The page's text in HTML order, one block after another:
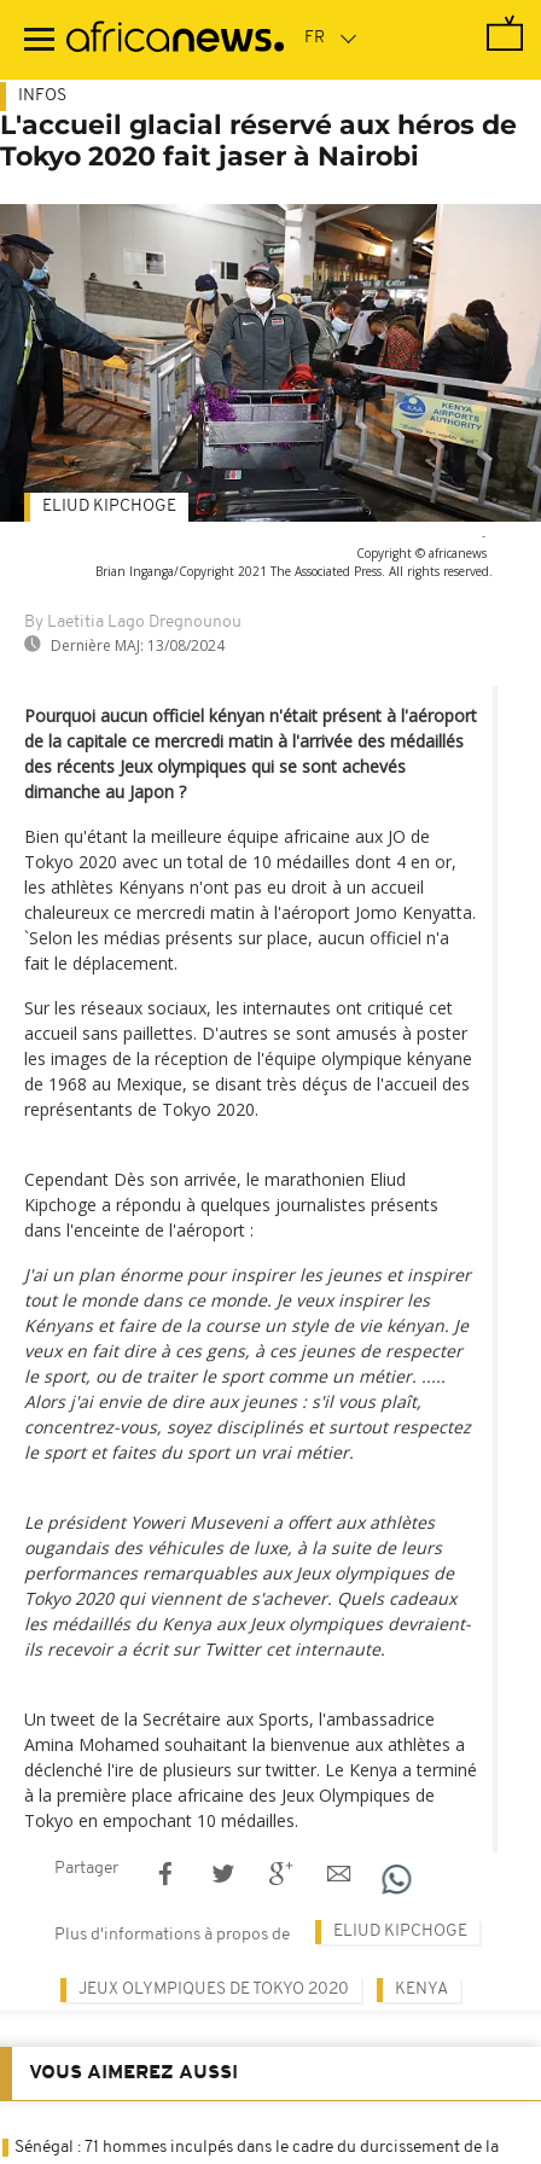
contenu
INFOS
L'accueil glacial réservé aux héros de
Tokyo 2020 fait jaser à Nairobi
-
Copyright © africanews
Brian Inganga/Copyright 2021 The Associated Press. All rights reserved.
By Laetitia Lago Dregnounou
Dernière MAJ: 13/08/2024
ELIUD KIPCHOGE
Pourquoi aucun officiel kényan n'était présent à l'aéroport
de la capitale ce mercredi matin à l'arrivée des médaillés
des récents Jeux olympiques qui se sont achevés
dimanche au Japon ?
Bien qu'étant la meilleure équipe africaine aux JO de
Tokyo 2020 avec un total de 10 médailles dont 4 en or,
les athlètes Kényans n'ont pas eu droit à un accueil
chaleureux ce mercredi matin à l'aéroport Jomo Kenyatta.
`Selon les médias présents sur place, aucun officiel n'a
fait le déplacement.
Sur les réseaux sociaux, les internautes ont critiqué cet
accueil sans paillettes. D'autres se sont amusés à poster
les images de la réception de l'équipe olympique kényane
de 1968 au Mexique, se disant très déçus de l'accueil des
représentants de Tokyo 2020.
Cependant Dès son arrivée, le marathonien Eliud
Kipchoge a répondu à quelques journalistes présents
dans l'enceinte de l'aéroport :
J'ai un plan énorme pour inspirer les jeunes et inspirer
tout le monde dans ce monde. Je veux inspirer les
Kényans et faire de la course un style de vie kényan. Je
veux en fait dire à ces gens, à ces jeunes de respecter
le sport, ou de traiter le sport comme un métier. .....
Alors j'ai envie de dire aux jeunes : s'il vous plaît,
concentrez-vous, soyez disciplinés et surtout respectez
le sport et faites du sport un vrai métier.
Le président Yoweri Museveni a offert aux athlètes
ougandais des véhicules de luxe, à la suite de leurs
performances remarquables aux Jeux olympiques de
Tokyo 2020 qui viennent de s'achever. Quels cadeaux
les médaillés du Kenya aux Jeux olympiques devraient-
ils recevoir a écrit sur Twitter cet internaute.
Un tweet de la Secrétaire aux Sports, l'ambassadrice
Amina Mohamed souhaitant la bienvenue aux athlètes a
déclenché l'ire de plusieurs sur twitter. Le Kenya a terminé
à la première place africaine des Jeux Olympiques de
Tokyo en empochant 10 médailles.
Partager
Plus d'informations à propos de ELIUD KIPCHOGE
JEUX OLYMPIQUES DE TOKYO 2020 KENYA
VOUS AIMEREZ AUSSI
Sénégal : 71 hommes inculpés dans le cadre du durcissement de la